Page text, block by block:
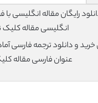
انگلیسی مقاله کلیک
خرید و دانلود ترجمه فارسی
عنوان فارسی مقاله